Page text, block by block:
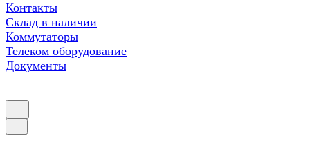
Контакты
Склад в наличии
Коммутаторы
Телеком оборудование
Документы